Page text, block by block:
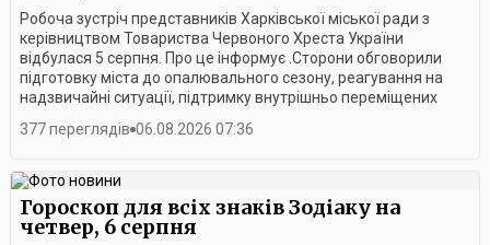
Робоча зустріч представників Харківської міської ради з
керівництвом Товариства Червоного Хреста України
відбулася 5 серпня. Про це інформує .Сторони обговорили
підготовку міста до опалювального сезону, реагування на
надзвичайні ситуації, підтримку внутрішньо переміщених
середовища, медичної та соціальної допомоги, а також нові
Червоного Хреста Максим Доценко підтвердив, що Харків
залишається одним із ключових пріоритетів організації. За
його словами, зміни в структурі керівництва не вплинуть на
обсяги допомоги місту, а нова Стратегія Українського
377 переглядів 06.08.2026 07:36
Гороскоп для всіх знаків Зодіаку на
четвер, 6 серпня